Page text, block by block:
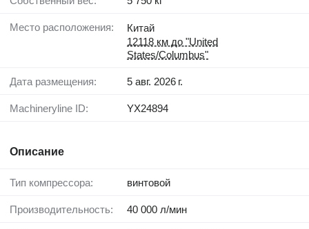
Место расположения:
Китай
12118 км до "United
States/Columbus"
Дата размещения: 5 авг. 2026 г.
Machineryline ID: YX24894
Описание
Тип компрессора: винтовой
Производительность: 40 000 л/мин